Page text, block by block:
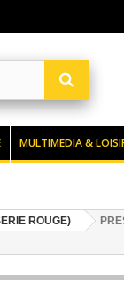
MULTIMEDIA &
ROUGE)